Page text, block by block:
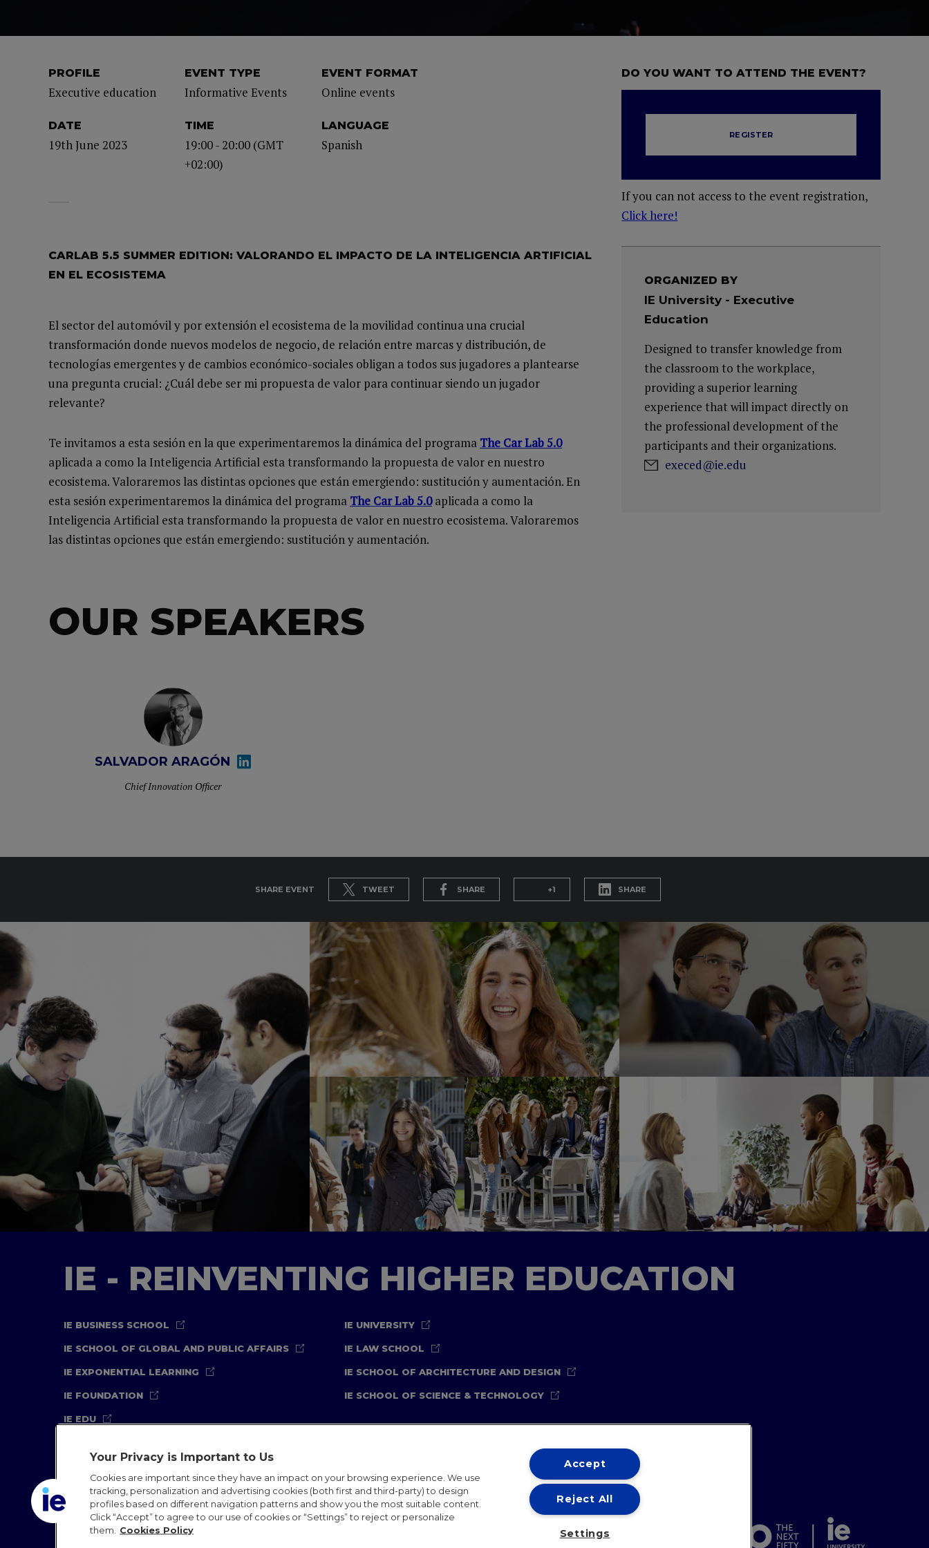
PROFILE
Executive education
EVENT TYPE
Informative Events
EVENT FORMAT
Online events
DATE
19th June 2023
TIME
19:00 - 20:00 (GMT
+02:00)
LANGUAGE
Spanish
DO YOU WANT TO ATTEND THE EVENT?
REGISTER
If you can not access to the event registration,
Click here!
CARLAB 5.5 SUMMER EDITION: VALORANDO EL IMPACTO DE LA INTELIGENCIA ARTIFICIAL
EN EL ECOSISTEMA
El sector del automóvil y por extensión el ecosistema de la movilidad continua una crucial
transformación donde nuevos modelos de negocio, de relación entre marcas y distribución, de
tecnologías emergentes y de cambios económico-sociales obligan a todos sus jugadores a plantearse
una pregunta crucial: ¿Cuál debe ser mi propuesta de valor para continuar siendo un jugador
relevante?
Te invitamos a esta sesión en la que experimentaremos la dinámica del programa The Car Lab 5.0
aplicada a como la Inteligencia Artificial esta transformando la propuesta de valor en nuestro
ecosistema. Valoraremos las distintas opciones que están emergiendo: sustitución y aumentación. En
esta sesión experimentaremos la dinámica del programa The Car Lab 5.0aplicada a como la
Inteligencia Artificial esta transformando la propuesta de valor en nuestro ecosistema. Valoraremos
las distintas opciones que están emergiendo: sustitución y aumentación.
OUR SPEAKERS
SALVADOR ARAGÓN
Chief Innovation Officer
ORGANIZED BY
IE University - Executive
Education
Designed to transfer knowledge from
the classroom to the workplace,
providing a superior learning
experience that will impact directly on
the professional development of the
participants and their organizations.
execed@ie.edu
SHARE EVENT TWEET SHARE +1 SHARE
IE - REINVENTING HIGHER EDUCATION
IE BUSINESS SCHOOL IE UNIVERSITY
IE SCHOOL OF GLOBAL AND PUBLIC AFFAIRS IE LAW SCHOOL
IE EXPONENTIAL LEARNING IE SCHOOL OF ARCHITECTURE AND DESIGN
IE FOUNDATION IE SCHOOL OF SCIENCE & TECHNOLOGY
IE EDU
Legal Notice Privacy Policy Cookies Policy International Offices Contact IE Jobs Donate Communications Team
Your Privacy is Important to Us
Cookies are important since they have an impact on your browsing experience. We use
tracking, personalization and advertising cookies (both first and third-party) to design
profiles based on different navigation patterns and show you the most suitable content.
Click “Accept” to agree to our use of cookies or “Settings” to reject or personalize
them.
Cookies Policy
Accept
Reject All
Settings